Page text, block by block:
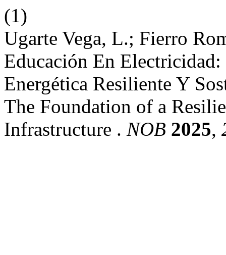
(1)
Ugarte Vega, L.; Fierro
Educación En
Energética Resiliente Y
The Foundation of a
Infrastructure . NOB 2025,